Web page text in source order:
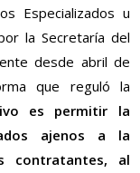
Especializados u
la Secretaría del
desde abril de
que reguló la
es permitir la
ajenos a la
contratantes, al